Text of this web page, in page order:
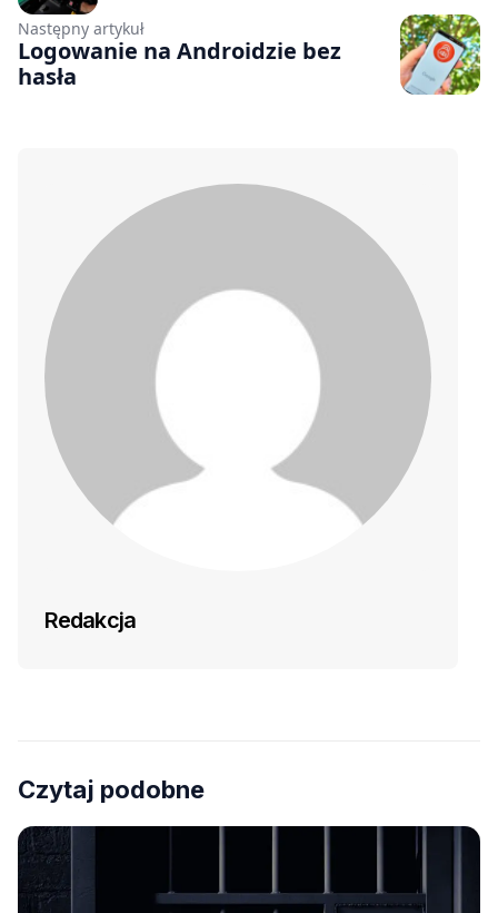
Następny artykuł
Logowanie na Androidzie bez
hasła
Redakcja
Czytaj podobne